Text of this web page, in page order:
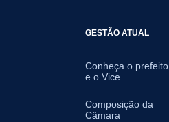
GESTÃO ATUAL
Conheça o prefeito
e o Vice
Composição da
Câmara